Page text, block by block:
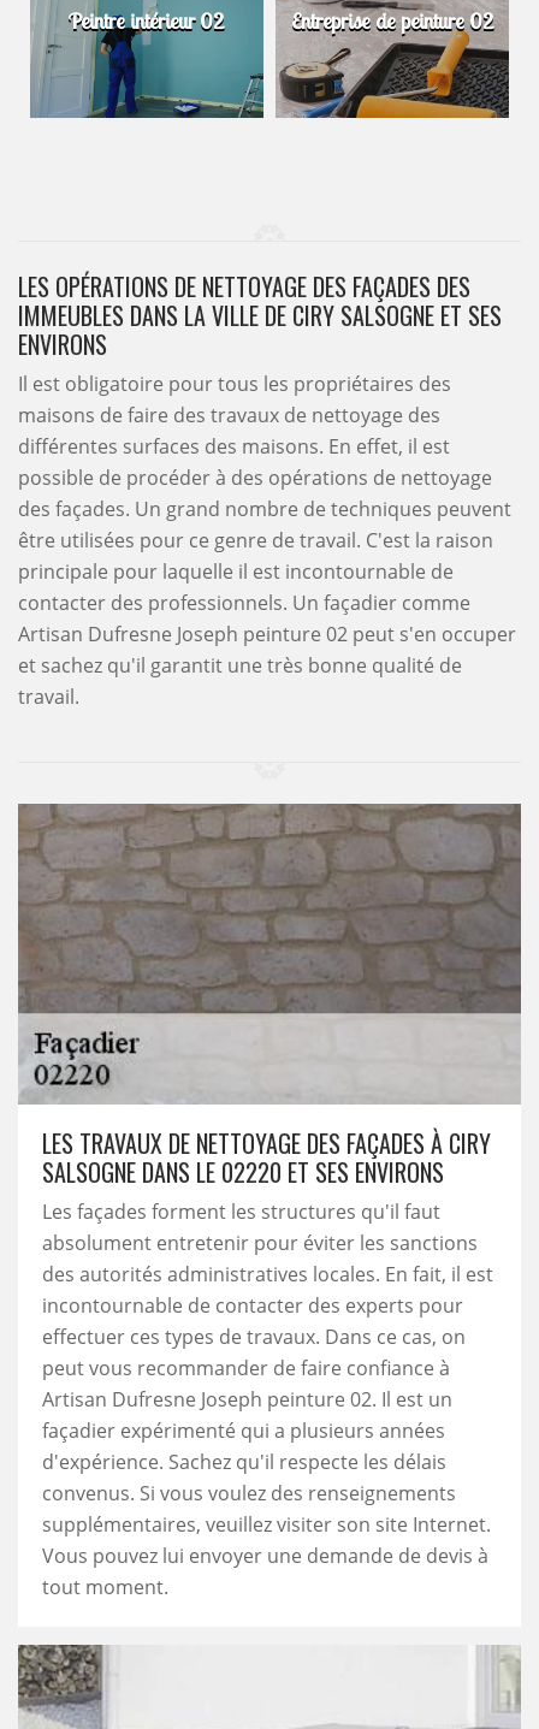
Peintre intérieur 02 Entreprise de peinture 02
LES OPÉRATIONS DE NETTOYAGE DES FAÇADES DES
IMMEUBLES DANS LA VILLE DE CIRY SALSOGNE ET SES
ENVIRONS
Il est obligatoire pour tous les propriétaires des
maisons de faire des travaux de nettoyage des
différentes surfaces des maisons. En effet, il est
possible de procéder à des opérations de nettoyage
des façades. Un grand nombre de techniques peuvent
être utilisées pour ce genre de travail. C'est la raison
principale pour laquelle il est incontournable de
contacter des professionnels. Un façadier comme
Artisan Dufresne Joseph peinture 02 peut s'en occuper
et sachez qu'il garantit une très bonne qualité de
travail.
LES TRAVAUX DE NETTOYAGE DES FAÇADES À CIRY
SALSOGNE DANS LE 02220 ET SES ENVIRONS
Les façades forment les structures qu'il faut
absolument entretenir pour éviter les sanctions
des autorités administratives locales. En fait, il est
incontournable de contacter des experts pour
effectuer ces types de travaux. Dans ce cas, on
peut vous recommander de faire confiance à
Artisan Dufresne Joseph peinture 02. Il est un
façadier expérimenté qui a plusieurs années
d'expérience. Sachez qu'il respecte les délais
convenus. Si vous voulez des renseignements
supplémentaires, veuillez visiter son site Internet.
Vous pouvez lui envoyer une demande de devis à
tout moment.